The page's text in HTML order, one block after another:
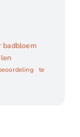
badbloem
te